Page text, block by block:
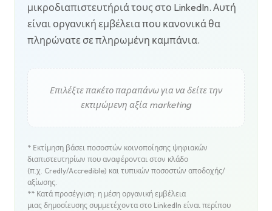
μικροδιαπιστευτήριά τους στο LinkedIn. Αυτή
είναι οργανική εμβέλεια που κανονικά θα
πληρώνατε σε πληρωμένη καμπάνια.
Επιλέξτε πακέτο παραπάνω για να δείτε την
εκτιμώμενη αξία marketing
* Εκτίμηση βάσει ποσοστών κοινοποίησης ψηφιακών
διαπιστευτηρίων που αναφέρονται στον κλάδο
(π.χ. Credly/Accredible) και τυπικών ποσοστών αποδοχής/
αξίωσης.
** Κατά προσέγγιση: η μέση οργανική εμβέλεια
μιας δημοσίευσης συμμετέχοντα στο LinkedIn είναι περίπου